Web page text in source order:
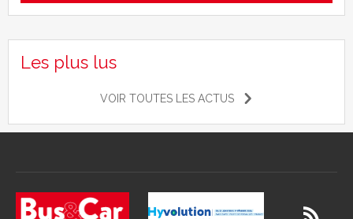
Les plus lus
VOIR TOUTES LES ACTUS